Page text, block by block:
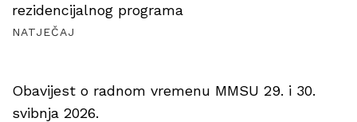
rezidencijalnog programa
NATJEČAJ
Obavijest o radnom vremenu MMSU 29. i 30.
svibnja 2026.